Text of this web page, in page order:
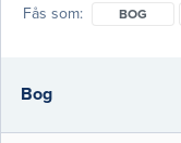
samt
Fås som BOG
Bog